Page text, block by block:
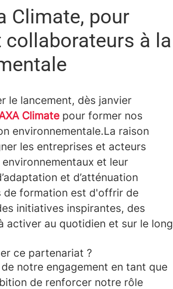
Climate, pour
à la
le lancement, dès janvier
Climate pour former nos
environnementale.La raison
les entreprises et acteurs
et leur
et d’atténuation
de formation est d'offrir de
initiatives inspirantes, des
activer au quotidien et sur le long
ce partenariat ?
notre engagement en tant que
de renforcer notre rôle